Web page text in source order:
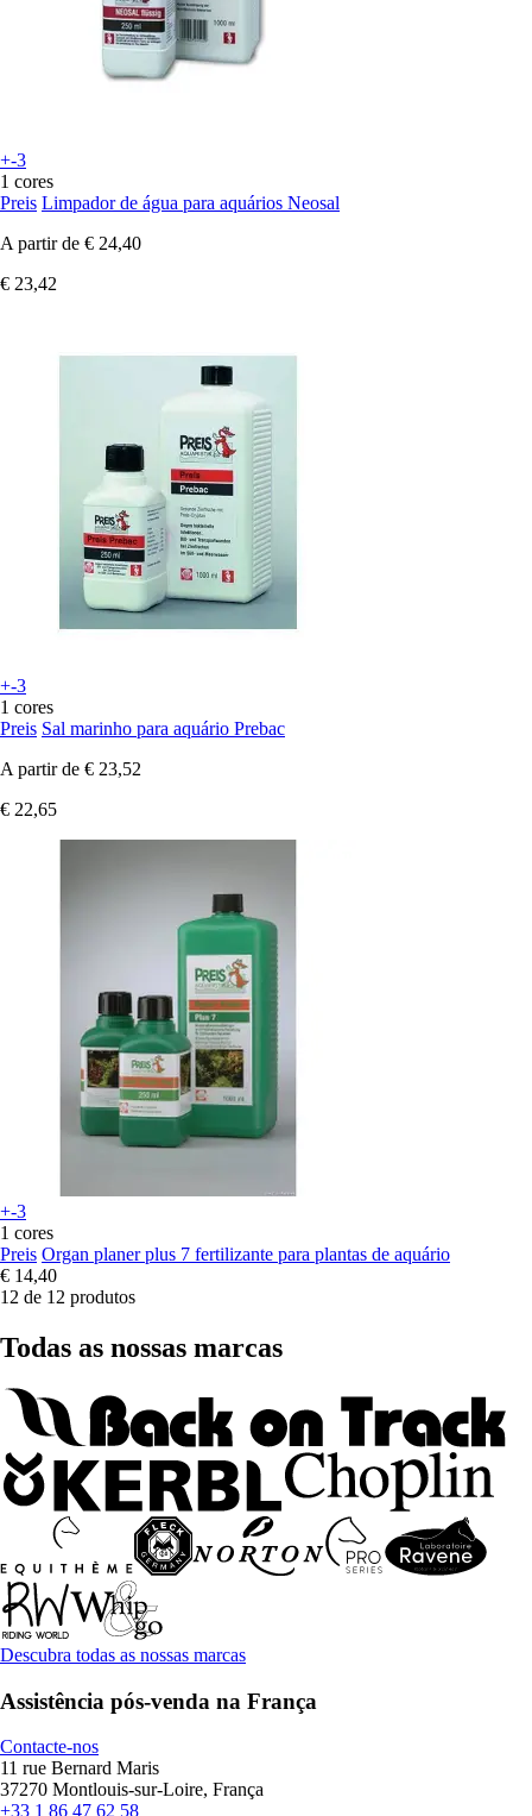
+-3
1 cores
Preis Limpador de água para aquários Neosal
A partir de € 24,40
€ 23,42
+-3
1 cores
Preis Sal marinho para aquário Prebac
A partir de € 23,52
€ 22,65
+-3
1 cores
Preis Organ planer plus 7 fertilizante para plantas de aquário
€ 14,40
12 de 12 produtos
Todas as nossas marcas
Descubra todas as nossas marcas
Assistência pós-venda na França
Contacte-nos
11 rue Bernard Maris
37270 Montlouis-sur-Loire, França
+33 1 86 47 62 58